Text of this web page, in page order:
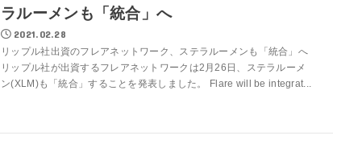
ラルーメンも「統合」へ
2021.02.28
リップル社出資のフレアネットワーク、ステラルーメンも「統合」へ
リップル社が出資するフレアネットワークは2月26日、ステラルーメ
ン(XLM)も「統合」することを発表しました。 Flare will be integrat...